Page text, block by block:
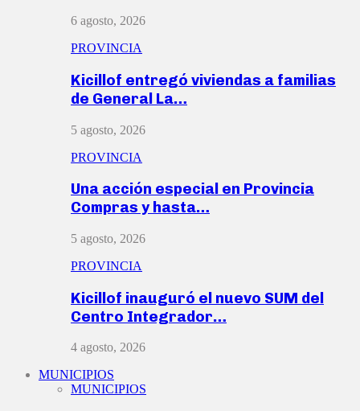
6 agosto, 2026
PROVINCIA
Kicillof entregó viviendas a familias
de General La…
5 agosto, 2026
PROVINCIA
Una acción especial en Provincia
Compras y hasta…
5 agosto, 2026
PROVINCIA
Kicillof inauguró el nuevo SUM del
Centro Integrador…
4 agosto, 2026
MUNICIPIOS
MUNICIPIOS